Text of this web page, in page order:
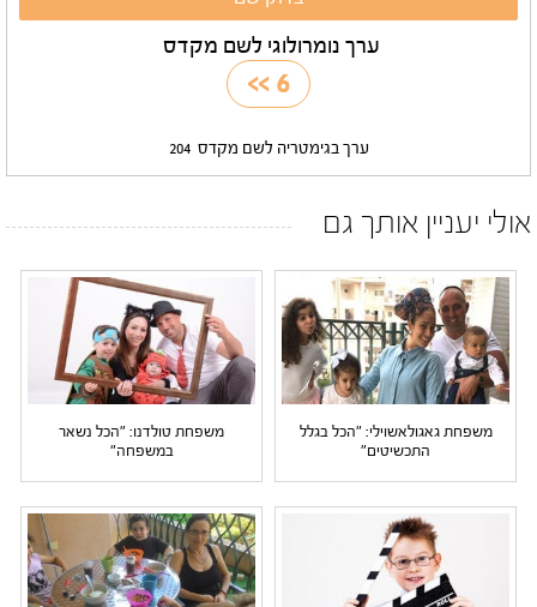
ערך נומרולוגי לשם מקדס
6
>>
ערך בגימטריה לשם מקדס 204
אולי יעניין אותך גם
משפחת גאגולאשוילי: "הכל בגלל
התכשיטים"
משפחת טולדנו: "הכל נשאר
במשפחה"